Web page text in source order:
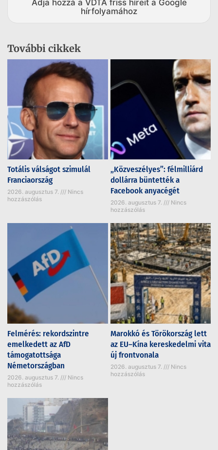
Adja hozzá a VDTA friss híreit a Google
hírfolyamához
További cikkek
Totális válságot szimulál
Franciaország
2026. augusztus 7.
Nincs
hozzászólás
„Közveszélyes”: félmilliárd
dollárra büntették a
Facebook anyacégét
2026. augusztus 7.
Nincs
hozzászólás
Felmérés: rekordszintre
emelkedett az AfD
támogatottsága
Németországban
2026. augusztus 7.
Nincs
hozzászólás
Marokkó és Törökország lett
az EU–Kína kereskedelmi vita
új frontvonala
2026. augusztus 7.
Nincs
hozzászólás